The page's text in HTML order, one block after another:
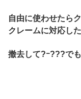
自由に使わせたら
クレームに対応し
撤去して?ｰ???で